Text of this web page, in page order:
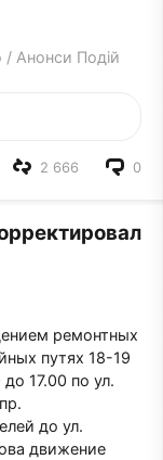
/ Анонси Подій
0
2 666
ремонтных
путях 18-19
17.00 по ул.
до ул.
движение